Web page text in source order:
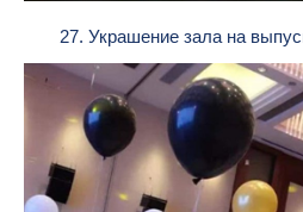
27. Украшение зала на